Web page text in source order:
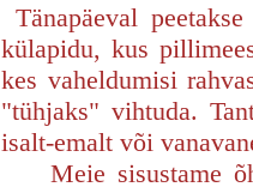
Tänapäeval
külapidu, kus
kes vaheldumisi
"tühjaks" vihtuda.
isalt-emalt või
Meie sisustame